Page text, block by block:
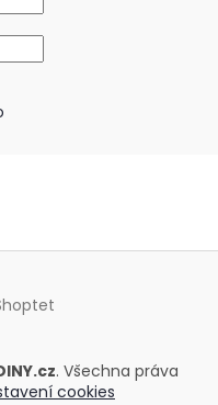
. Všechna práva
cookies